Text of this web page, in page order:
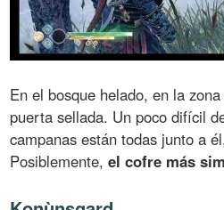
En el bosque helado, en la
puerta sellada. Un poco difícil
campanas están todas junto a
Posiblemente,el cofre más